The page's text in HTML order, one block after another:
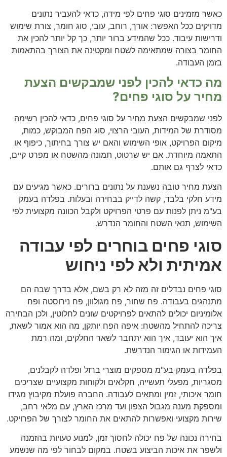
כאשר מזמינים סוגי פחים לפי מידה, כדאי להעביר נתונים
מדויקים ככל האפשר: אורך, רוחב, עובי, סוג חומר, צורת שימוש
ודרישות עיבוד. ככל שהמידע ברור יותר, כך קל יותר להכין את
החומר בצורה שמתאימה לשטח ומקטינה את הצורך בהתאמות
בזמן העבודה.
מה כדאי להכין לפני שמבקשים הצעת
מחיר על סוגי פחים?
לפני שמבקשים הצעת מחיר על סוגי פחים, כדאי להכין רשימה
מסודרת של המידות, העובי הרצוי, סוג הפח המבוקש, כמות,
מיקום הפרויקט, אופי השימוש והאם יש צורך בחיתוך, כיפוף או
התאמה מיוחדת. אם יש שרטוט, תמונה מהשטח או מפרט קיים,
כדאי לצרף גם אותם.
הצעת מחיר טובה נשענת על נתונים ברורים. כאשר מגיעים עם
מידע חלקי בלבד, קשה לדייק בבחירה ובעלות. בפלדה בעמק
בע"מ ניתן לפנות עם פרטי הפרויקט ולקבל הכוונה מקצועית לפי
השימוש, תנאי השטח והחומר הנדרש.
סוגי פחים בוחרים לפי עבודה
אמיתית ולא לפי ניחוש
סוגי פחים נבדלים זה מזה לא רק בשם, אלא בדרך שבה הם
מתנהגים בעבודה. פח שחור, פח מגולוון, פח נירוסטה ופח
אלומיניום יכולים להתאים לפרויקטים שונים לחלוטין, ולכן הבחירה
צריכה להתחיל מהשטח: איפה הפח יותקן, מה הוא אמור לשאת,
איך הוא יעובד, איך הוא יתחבר לשאר החלקים, ומה רמת
העמידות או הגימור הנדרשת.
בפלדה בעמק בע"מ מספקים מוצרי ברזל ופלדה לקבלנים,
מסגריות, מפעלי תעשייה, חקלאים ולקוחות מקצועיים שצריכים
חומר איכותי, זמין ומתאים לעבודה. החברה פועלת מקיבוץ מגידו
ומספקת מענה מגבול הצפון ועד מרכז הארץ, עם מלאי רחב,
שירות מקצועי ואפשרות להתאים את החומר לצורך של הפרויקט.
בחירה נכונה של פח יכולה לחסוך זמן, למנוע טעויות בהזמנה
ולשפר את איכות הביצוע בשטח. במקום לבחור לפי מה שנשמע